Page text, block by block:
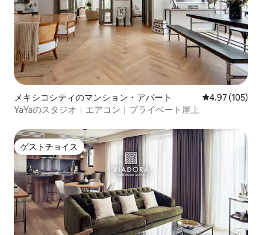
メキシコシティのマンション・アパート レビュー105
4.97 (105)
YaYaのスタジオ｜エアコン｜プライベート屋上
ゲストチョイス
ゲストチョイス